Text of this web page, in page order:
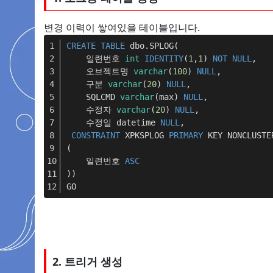
변경 이력이 쌓여있을 테이블입니다.
CREATE TABLE dbo.SPLOG(
	일련번호
int IDENTITY(1 ,1 ) NOT NULL ,
	오브젝트명
varchar(100) NULL ,
	구분
varchar(20) NULL ,
	SQLCMD
varchar(max) NULL ,
	수정자
varchar(20) NULL ,
	수정일 datetime
NULL ,
CONSTRAINT XPKSPLOG PRIMARY KEY
(
	일련번호
ASC
))
GO
2. 트리거 생성